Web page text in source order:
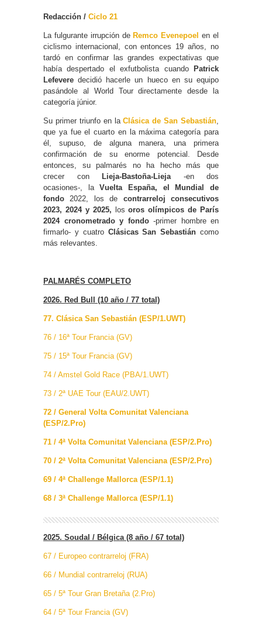
Redacción / Ciclo 21
La fulgurante irrupción de Remco Evenepoelen el
ciclismo internacional, con entonces 19 años, no
tardó en confirmar las grandes expectativas que
había despertado el exfutbolista cuando
Patrick
Lefevere decidió hacerle un hueco en su equipo
pasándole al World Tour directamente desde la
categoría júnior.
Su primer triunfo en laClásica de San Sebastián,
que ya fue el cuarto en la máxima categoría para
él, supuso, de alguna manera, una primera
confirmación de su enorme potencial. Desde
entonces, su palmarés no ha hecho más que
crecer con
Lieja-Bastoña-Lieja -en dos
ocasiones-, laVuelta España, el Mundial de
fondo 2022, los de contrarreloj consecutivos
2023, 2024 y 2025,
losoros olímpicos de París
2024 cronometrado y fondo-primer hombre en
firmarlo- y cuatro Clásicas San Sebastián como
más relevantes.
PALMARÉS COMPLETO
2026. Red Bull (10 año / 77 total)
77. Clásica San Sebastián (ESP/1.UWT)
76 / 16ª Tour Francia (GV)
75 / 15ª Tour Francia (GV)
74 / Amstel Gold Race (PBA/1.UWT)
73 / 2ª UAE Tour (EAU/2.UWT)
72 / General Volta Comunitat Valenciana
(ESP/2.Pro)
71 / 4ª Volta Comunitat Valenciana (ESP/2.Pro)
70 / 2ª Volta Comunitat Valenciana (ESP/2.Pro)
69 / 4ª Challenge Mallorca (ESP/1.1)
68 / 3ª Challenge Mallorca (ESP/1.1)
2025. Soudal / Bélgica (8 año / 67 total)
67 / Europeo contrarreloj (FRA)
66 / Mundial contrarreloj (RUA)
65 / 5ª Tour Gran Bretaña (2.Pro)
64 / 5ª Tour Francia (GV)